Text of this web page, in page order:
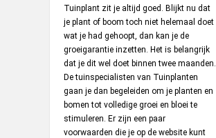
Tuinplant zit je altijd goed. Blijkt nu dat
je plant of boom toch niet helemaal doet
wat je had gehoopt, dan kan je de
groeigarantie inzetten. Het is belangrijk
dat je dit wel doet binnen twee maanden.
De tuinspecialisten van Tuinplanten
gaan je dan begeleiden om je planten en
bomen tot volledige groei en bloei te
stimuleren. Er zijn een paar
voorwaarden die je op de website kunt